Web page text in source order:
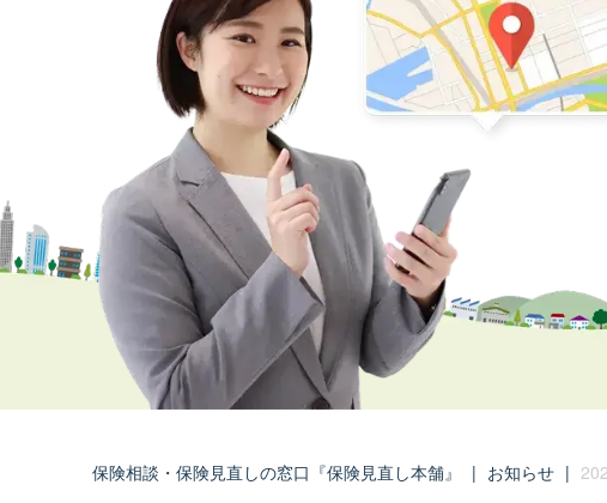
保険相談・保険見直しの窓口『保険見直し本舗』 | お知らせ |